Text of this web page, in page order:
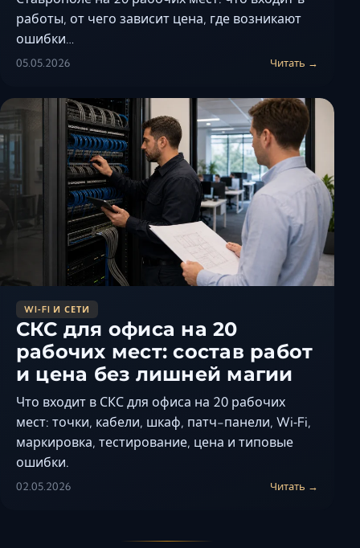
работы, от чего зависит цена, где возникают
ошибки…
05.05.2026 Читать →
WI‑FI И СЕТИ
СКС для офиса на 20
рабочих мест: состав работ
и цена без лишней магии
Что входит в СКС для офиса на 20 рабочих
мест: точки, кабели, шкаф, патч-панели, Wi‑Fi,
маркировка, тестирование, цена и типовые
ошибки.
02.05.2026 Читать →